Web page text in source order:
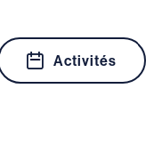
Activités